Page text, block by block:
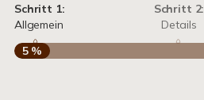
Schritt 1:
Allgemein
Schritt 2:
Details
5 %